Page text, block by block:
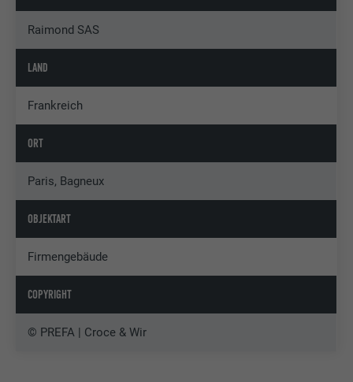
Raimond SAS
LAND
Frankreich
ORT
Paris, Bagneux
OBJEKTART
Firmengebäude
COPYRIGHT
© PREFA | Croce & Wir